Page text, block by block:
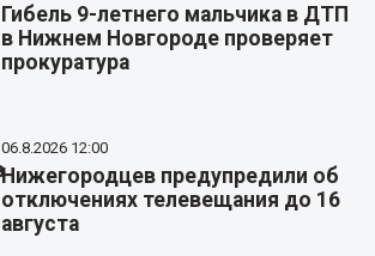
Гибель 9-летнего мальчика в ДТП
в Нижнем Новгороде проверяет
прокуратура
06.8.2026 12:00
Нижегородцев предупредили об
отключениях телевещания до 16
августа